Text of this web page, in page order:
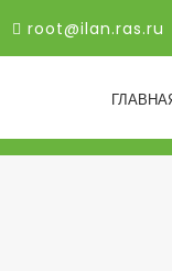
root@ilan.ras.ru